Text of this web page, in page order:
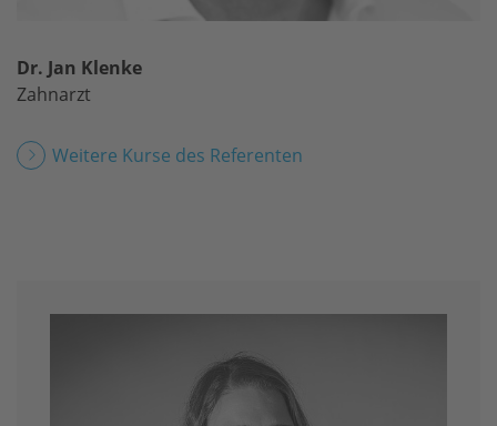
Dr. Jan Klenke
Zahnarzt
Weitere Kurse des Referenten